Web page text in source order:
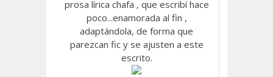
prosa lírica chafa , que escribí hace
poco...enamorada al fin ,
adaptándola, de forma que
parezcan fic y se ajusten a este
escrito.